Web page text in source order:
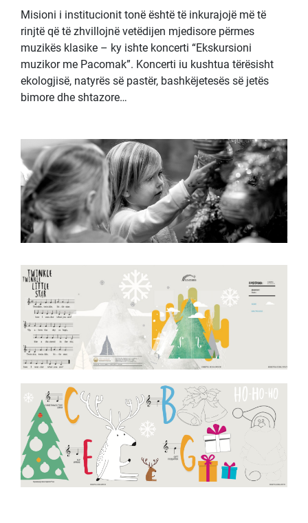
Misioni i institucionit tonë është të inkurajojë më të
rinjtë që të zhvillojnë vetëdijen mjedisore përmes
muzikës klasike – ky ishte koncerti “Ekskursioni
muzikor me Pacomak”. Koncerti iu kushtua tërësisht
ekologjisë, natyrës së pastër, bashkëjetesës së jetës
bimore dhe shtazore…